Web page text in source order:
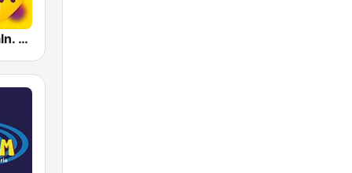
Massa FM Baln. Camboriú, Brusque e Itajaí